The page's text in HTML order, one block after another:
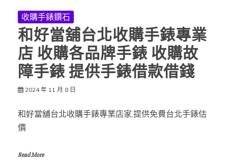
收購手錶鑽石
和好當舖台北收購手錶專業
店 收購各品牌手錶 收購故
障手錶 提供手錶借款借錢
2024 年 11 月 8 日
和好當舖台北收購手錶專業店家,提供免費台北手錶估
價
Read More